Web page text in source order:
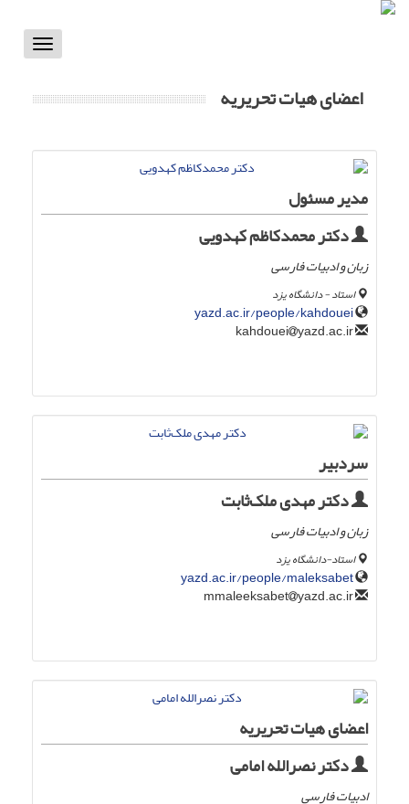
Toggle
اعضای هیات تحریریه
مدیر مسئول
دکتر محمدکاظم کهدویی
زبان و ادبیات فارسی
استاد - دانشگاه یزد
yazd.ac.ir/people/kahdouei
yazd.ac.ir
سردبیر
دکتر مهدی ملک‌ثابت
زبان و ادبیات فارسی
استاد-دانشگاه یزد
yazd.ac.ir/people/maleksabet
yazd.ac.ir
اعضای هیات تحریریه
دکتر نصرالله امامی
ادبیات فارسی